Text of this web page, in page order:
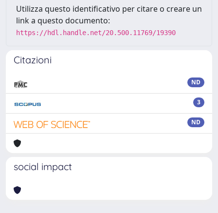
Utilizza questo identificativo per citare o creare un
link a questo documento:
https://hdl.handle.net/20.500.11769/19390
Citazioni
ND
3
ND
social impact